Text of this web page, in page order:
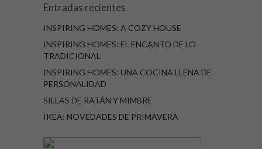
Entradas recientes
INSPIRING HOMES: A COZY HOUSE
INSPIRING HOMES: EL ENCANTO DE LO
TRADICIONAL
INSPIRING HOMES: UNA COCINA LLENA DE
PERSONALIDAD
SILLAS DE RATÁN Y MIMBRE
IKEA: NOVEDADES DE PRIMAVERA